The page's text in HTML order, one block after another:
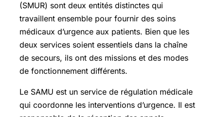
(SMUR) sont deux entités distinctes qui
travaillent ensemble pour fournir des soins
médicaux d’urgence aux patients. Bien que les
deux services soient essentiels dans la chaîne
de secours, ils ont des missions et des modes
de fonctionnement différents.
Le SAMU est un service de régulation médicale
qui coordonne les interventions d’urgence. Il est